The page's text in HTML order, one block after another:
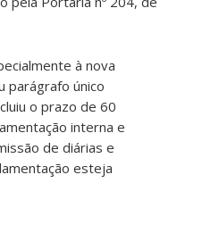
à nova
parágrafo único
o prazo de 60
interna e
de diárias e
esteja